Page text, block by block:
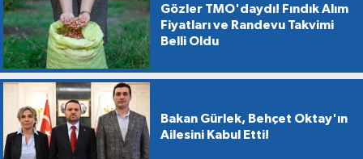
Gözler TMO'daydı! Fındık Alım
Fiyatları ve Randevu Takvimi
Belli Oldu
Bakan Gürlek, Behçet Oktay'ın
Ailesini Kabul Etti!